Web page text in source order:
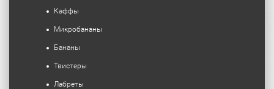
Каффы
Микробананы
Бананы
Твистеры
Лабреты